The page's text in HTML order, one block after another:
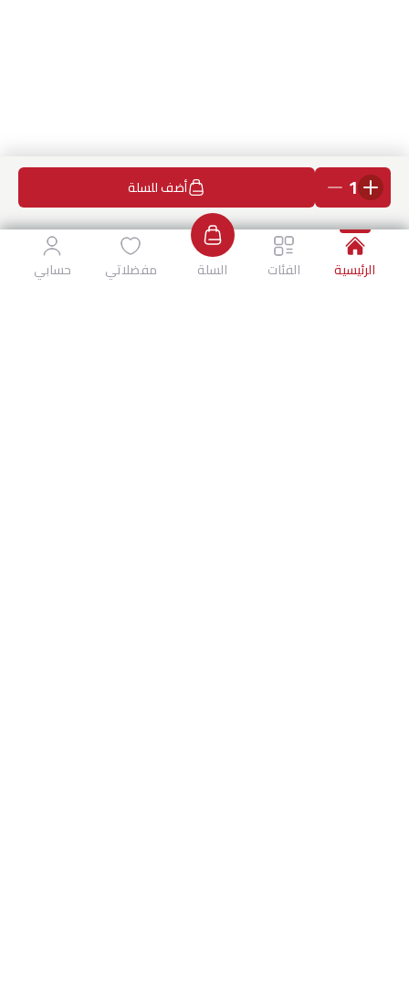
1 أضف للسلة
الرئيسية الفئات السلة مفضلاتي حسابي